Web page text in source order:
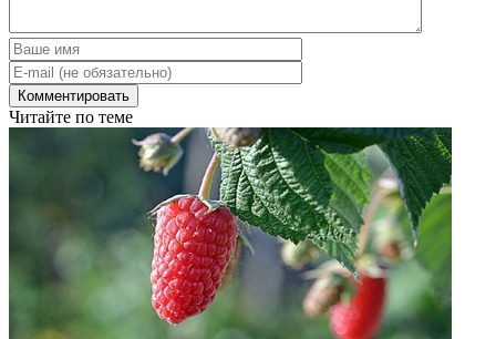
Читайте по теме